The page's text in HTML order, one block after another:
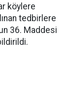
köylere
tedbirlere
36. Maddesi